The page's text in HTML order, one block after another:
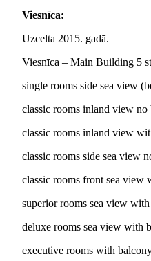
Viesnīca:
Uzcelta 2015. gadā.
Viesnīca – Main Building 5
single rooms side sea view
classic rooms inland view
classic rooms inland view
classic rooms side sea view
classic rooms front sea view
superior rooms sea view
deluxe rooms sea view with
executive rooms with